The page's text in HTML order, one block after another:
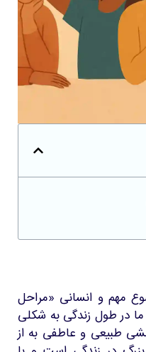
مهم و انسانی «مراحل
ما در طول زندگی به شکلی
طبیعی و عاطفی به از